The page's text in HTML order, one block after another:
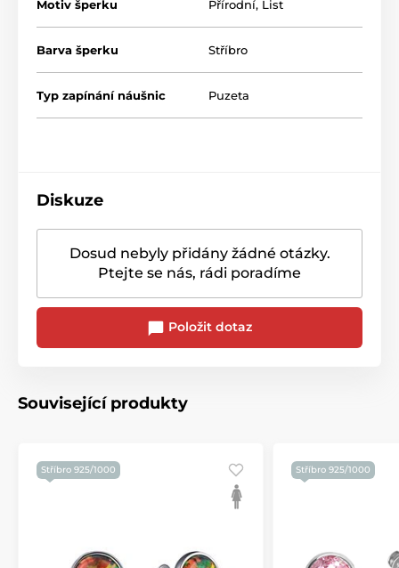
Motiv šperku Přírodní, List
Barva šperku Stříbro
Typ zapínání náušnic Puzeta
Diskuze
Dosud nebyly přidány žádné otázky.
Ptejte se nás, rádi poradíme
Položit dotaz
Související produkty
Stříbro 925/1000 Stříbro 925/1000